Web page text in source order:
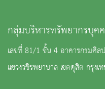
กลุ่มบริหารทรัพยากรบุค
เลขที่ 81/1 ชั้น 4 อาคารกรมศิล
แขวงวชิรพยาบาล เขตดุสิต กรุง